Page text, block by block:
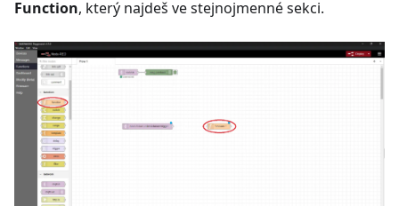
Function, který najdeš ve stejnojmenné sekci.